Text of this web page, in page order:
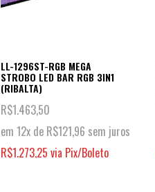
LL-1296ST-RGB MEGA
STROBO LED BAR RGB 3IN1
(RIBALTA)
R$1.463,50
em 12x de R$121,96 sem juros
R$1.273,25 via Pix/Boleto